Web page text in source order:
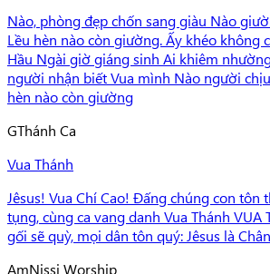
Nào, phòng đẹp chốn sang giàu Nào
Lều hèn nào còn giường. Ấy khéo
Hầu Ngài giờ giáng sinh Ai khiêm
người nhận biết Vua mình Nào người
hèn nào còn giường
GThánh Ca
Vua Thánh
Jêsus! Vua Chí Cao! Đấng chúng con
tụng, cùng ca vang danh Vua Thánh
gối sẽ quỳ, mọi dân tôn quý: Jêsus là
AmNissi Worship